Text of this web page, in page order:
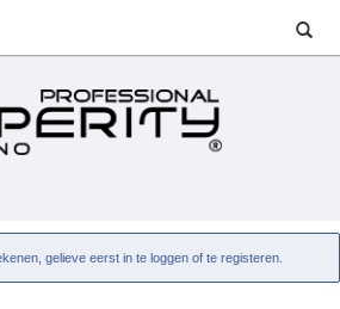
gelieve eerst in te loggen of te registeren.